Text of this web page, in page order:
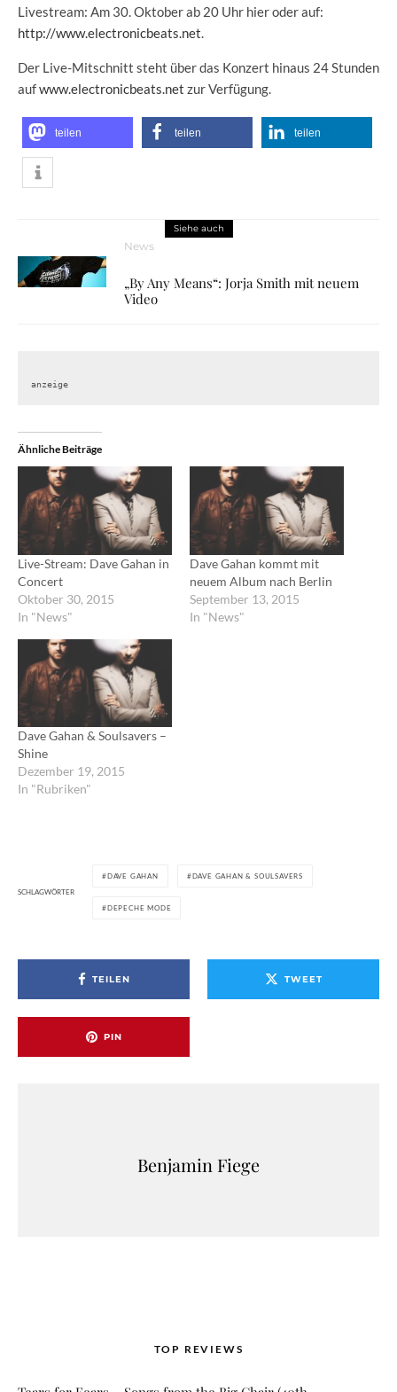
Livestream: Am 30. Oktober ab 20 Uhr hier oder auf:
http://www.electronicbeats.net.
Der Live-Mitschnitt steht über das Konzert hinaus 24 Stunden
aufwww.electronicbeats.net zur Verfügung.
teilen teilen teilen
Siehe auch
News
„By Any Means“: Jorja Smith mit neuem
Video
anzeige
Ähnliche Beiträge
Live-Stream: Dave Gahan in
Concert
Oktober 30, 2015
In "News"
Dave Gahan kommt mit
neuem Album nach Berlin
September 13, 2015
In "News"
Dave Gahan & Soulsavers –
Shine
Dezember 19, 2015
In "Rubriken"
SCHLAGWÖRTER
DAVE GAHAN DAVE GAHAN & SOULSAVERS
DEPECHE MODE
TEILEN TWEET
PIN
Benjamin Fiege
TOP REVIEWS